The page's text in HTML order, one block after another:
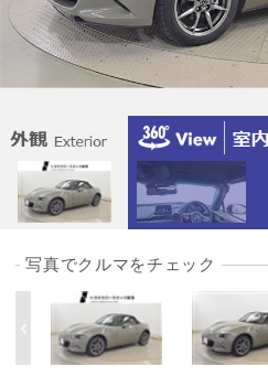
写真でクルマをチェック